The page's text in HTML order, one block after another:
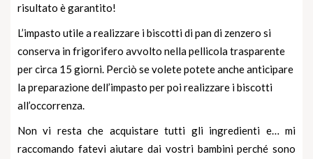
risultato è garantito!
L’impasto utile a realizzare i biscotti di pan di zenzero si
conserva in frigorifero avvolto nella pellicola trasparente
per circa 15 giorni. Perciò se volete potete anche anticipare
la preparazione dell’impasto per poi realizzare i biscotti
all’occorrenza.
Non vi resta che acquistare tutti gli ingredienti e… mi
raccomando fatevi aiutare dai vostri bambini perché sono